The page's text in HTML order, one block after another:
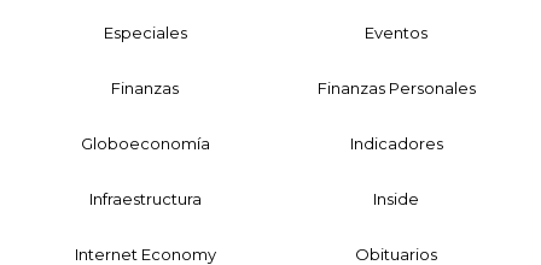
Especiales Eventos
Finanzas Finanzas Personales
Globoeconomía Indicadores
Infraestructura Inside
Internet Economy Obituarios